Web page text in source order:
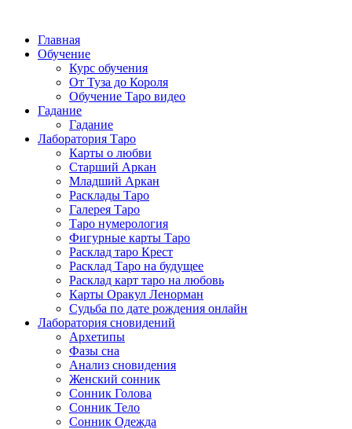
Главная
Обучение
Курс обучения
От Туза до Короля
Обучение Таро видео
Гадание
Гадание
Лаборатория Таро
Карты о любви
Старший Аркан
Младший Аркан
Расклады Таро
Галерея Таро
Таро нумерология
Фигурные карты Таро
Расклад таро Крест
Расклад Таро на будущее
Расклад карт таро на любовь
Карты Оракул Ленорман
Судьба по дате рождения онлайн
Лаборатория сновидений
Архетипы
Фазы сна
Анализ сновидения
Женский сонник
Сонник Голова
Сонник Тело
Сонник Одежда